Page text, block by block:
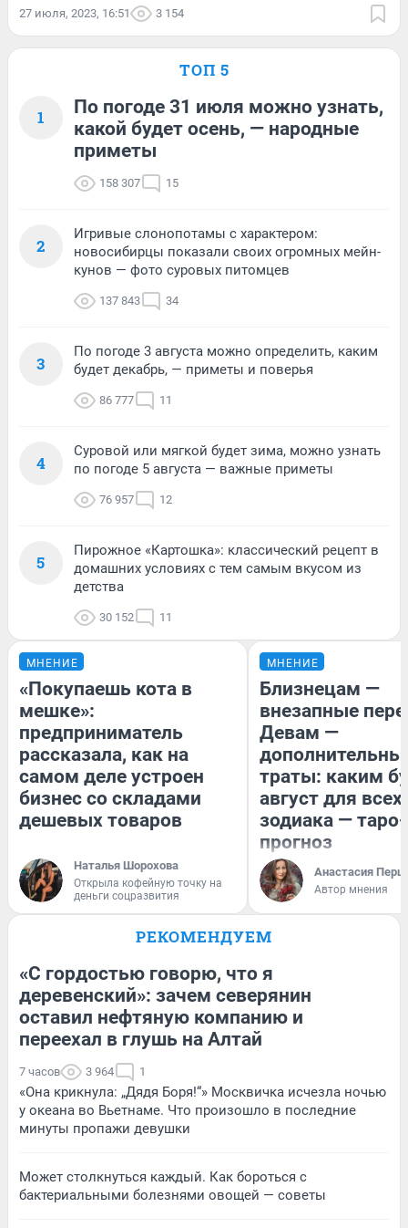
27 июля, 2023, 16:51 3 154
ТОП 5
1
По погоде 31 июля можно узнать,
какой будет осень, — народные
приметы
158 307 15
2
Игривые слонопотамы с характером:
новосибирцы показали своих огромных мейн-
кунов — фото суровых питомцев
137 843 34
3
По погоде 3 августа можно определить, каким
будет декабрь, — приметы и поверья
86 777 11
4
Суровой или мягкой будет зима, можно узнать
по погоде 5 августа — важные приметы
76 957 12
5
Пирожное «Картошка»: классический рецепт в
домашних условиях с тем самым вкусом из
детства
30 152 11
МНЕНИЕ
«Покупаешь кота в
мешке»:
предприниматель
рассказала, как на
самом деле устроен
бизнес со складами
дешевых товаров
Наталья Шорохова
Открыла кофейную точку на
деньги соцразвития
МНЕНИЕ
Близнецам —
внезапные
Девам —
траты: каким
август для
зодиака — таро-
прогноз
Анастасия
Автор мнения
РЕКОМЕНДУЕМ
«С гордостью говорю, что я
деревенский»: зачем северянин
оставил нефтяную компанию и
переехал в глушь на Алтай
7 часов 3 964 1
«Она крикнула: „Дядя Боря!“» Москвичка исчезла ночью
у океана во Вьетнаме. Что произошло в последние
минуты пропажи девушки
Может столкнуться каждый. Как бороться с
бактериальными болезнями овощей — советы